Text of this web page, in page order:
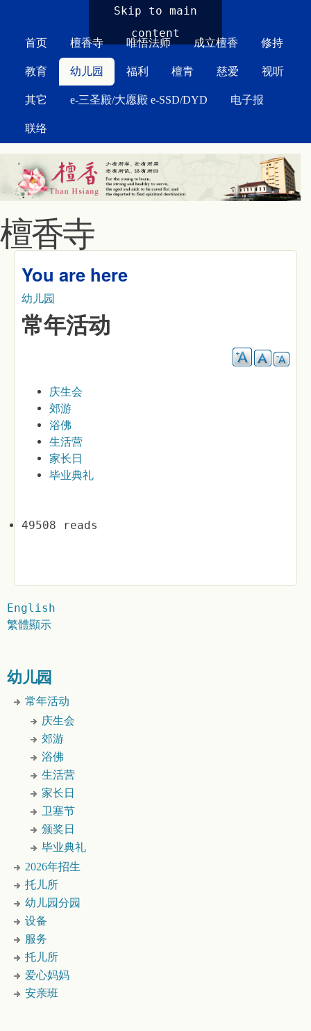
Skip to main
content
首页 檀香寺 唯悟法师 成立檀香 修持
教育 幼儿园 福利 檀青 慈爱 视听
其它 e-三圣殿/大愿殿 e-SSD/DYD 电子报
联络
檀香寺
You are here
幼儿园
常年活动
庆生会
郊游
浴佛
生活营
家长日
毕业典礼
49508 reads
English
繁體顯示
幼儿园
常年活动
庆生会
郊游
浴佛
生活营
家长日
卫塞节
颁奖日
毕业典礼
2026年招生
托儿所
幼儿园分园
设备
服务
托儿所
爱心妈妈
安亲班